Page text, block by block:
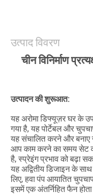
साइटमैप
गोपनीयता
नीति
उत्पाद विवरण
चीन विनिर्माण
उत्पादन की शुरूआत:
यह अरोमा डिफ्यूज़र घर के
गया है, यह पोर्टेबल और
यह संचालित करने और बनाए
आप काम करने का समय सेट
है, स्प्रेइंग प्रभाव को बढ़ा
यह अद्वितीय डिजाइन के
लिए, हवा पंप आयातित
इसमें एक अंतर्निहित फैन